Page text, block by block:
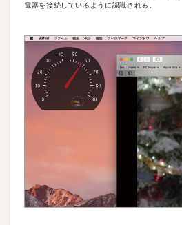
電器を接続しているように認識される。